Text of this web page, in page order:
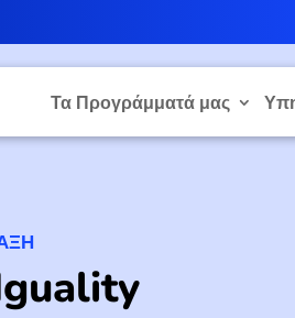
Τα Προγράμματά μας